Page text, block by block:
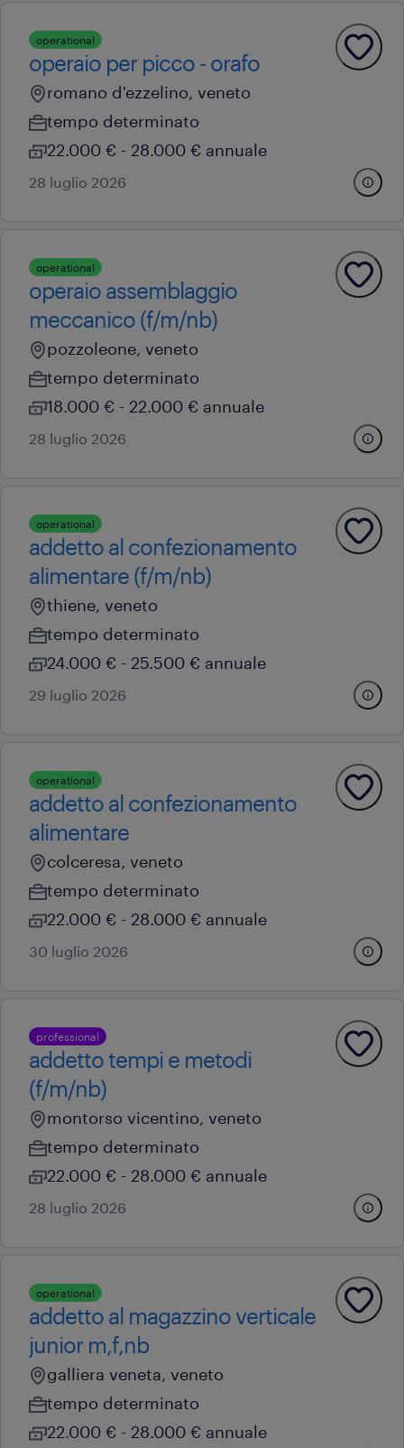
operational
operaio per picco - orafo
romano d'ezzelino, veneto
tempo determinato
22.000 € - 28.000 € annuale
28 luglio 2026
operational
operaio assemblaggio
meccanico (f/m/nb)
pozzoleone, veneto
tempo determinato
18.000 € - 22.000 € annuale
28 luglio 2026
operational
addetto al confezionamento
alimentare (f/m/nb)
thiene, veneto
tempo determinato
24.000 € - 25.500 € annuale
29 luglio 2026
operational
addetto al confezionamento
alimentare
colceresa, veneto
tempo determinato
22.000 € - 28.000 € annuale
30 luglio 2026
professional
addetto tempi e metodi
(f/m/nb)
montorso vicentino, veneto
tempo determinato
22.000 € - 28.000 € annuale
28 luglio 2026
operational
addetto al magazzino verticale
junior m,f,nb
galliera veneta, veneto
tempo determinato
22.000 € - 28.000 € annuale